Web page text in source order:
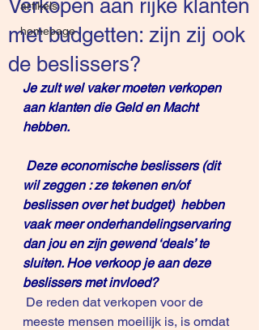
artikels
homepage
Verkopen aan rijke klanten
met budgetten: zijn zij ook
de beslissers?
Je zult wel vaker moeten verkopen
aan klanten die Geld en Macht
hebben.
wil zeggen : ze tekenen en/of
beslissen over het budget)  hebben
vaak meer onderhandelingservaring
dan jou en zijn gewend ‘deals’ te
sluiten. Hoe verkoop je aan deze
beslissers met invloed?
meeste mensen moeilijk is, is omdat